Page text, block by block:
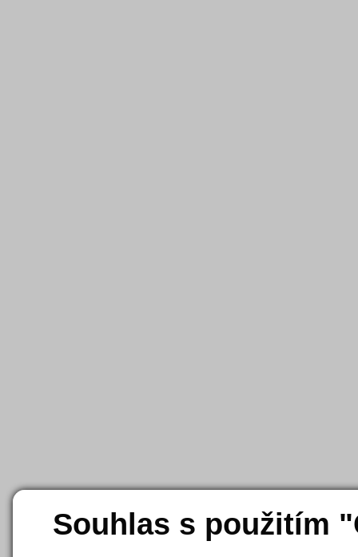
Souhlas s použitím